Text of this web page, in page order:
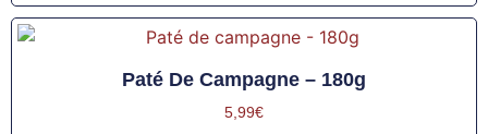
Paté De Campagne – 180g
5,99€